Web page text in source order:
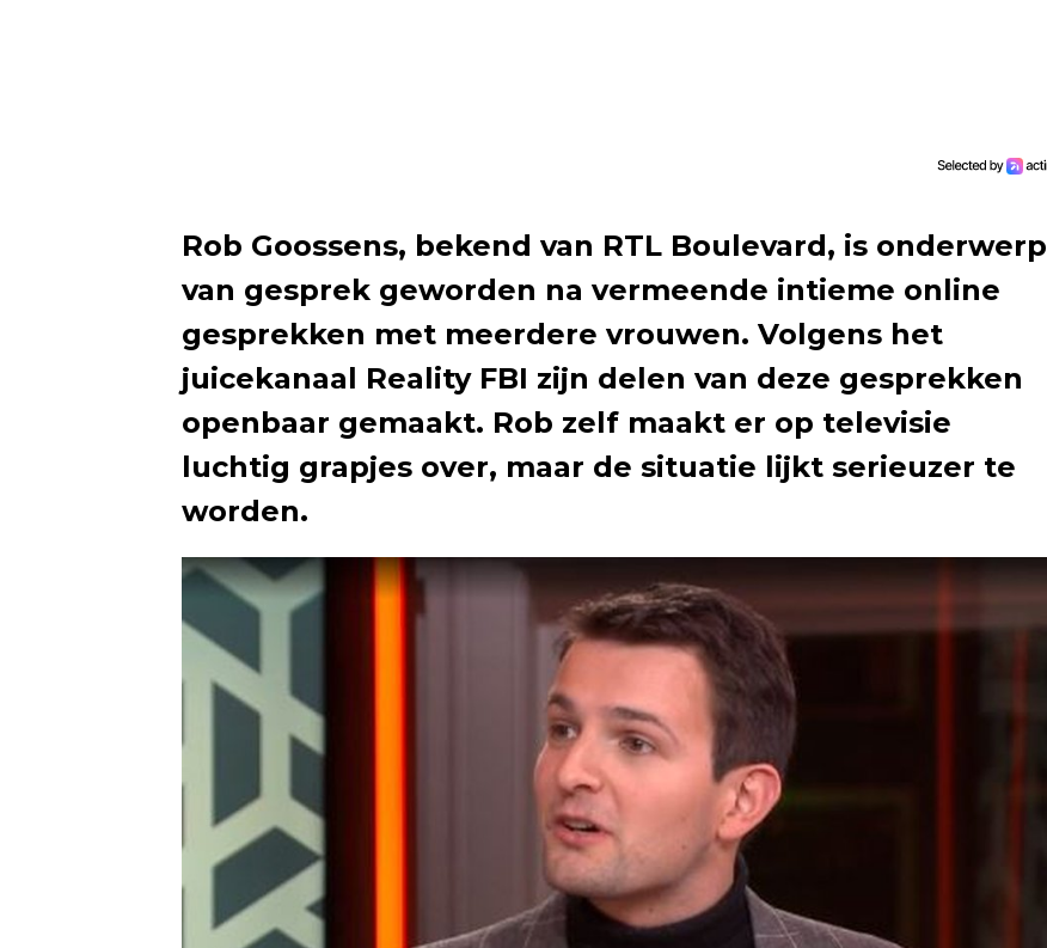
Rob Goossens, bekend van RTL Boulevard, is onderwerp
van gesprek geworden na vermeende intieme online
gesprekken met meerdere vrouwen. Volgens het
juicekanaal Reality FBI zijn delen van deze gesprekken
openbaar gemaakt. Rob zelf maakt er op televisie
luchtig grapjes over, maar de situatie lijkt serieuzer te
worden.